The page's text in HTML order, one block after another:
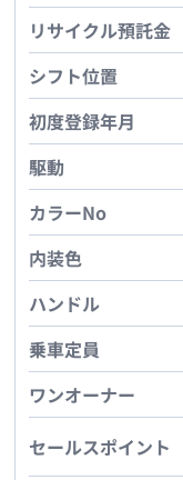
リサイクル預託金
シフト位置
初度登録年月
駆動
カラーNo
内装色
ハンドル
乗車定員
ワンオーナー
セールスポイント